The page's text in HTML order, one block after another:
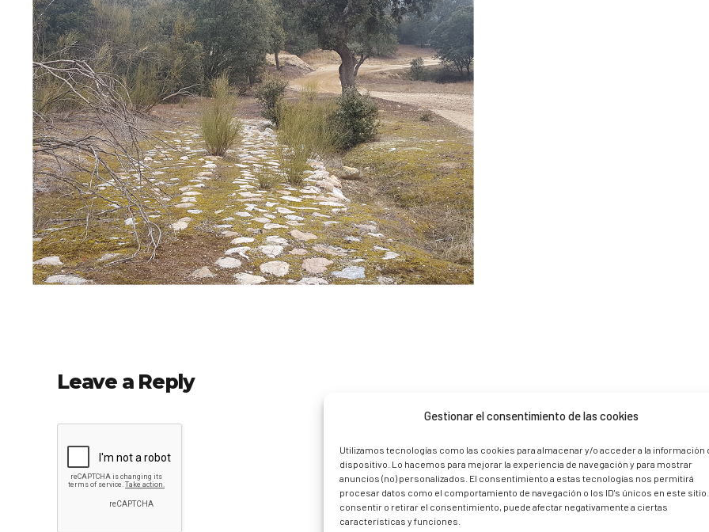
Gestionar el consentimiento de las cookies
Utilizamos tecnologías como las cookies para almacenar y/o acceder a la información
dispositivo. Lo hacemos para mejorar la experiencia de navegación y para mostrar
anuncios (no) personalizados. El consentimiento a estas tecnologías nos permitirá
procesar datos como el comportamiento de navegación o los ID's únicos en este sitio.
consentir o retirar el consentimiento, puede afectar negativamente a ciertas
características y funciones.
Leave a Reply